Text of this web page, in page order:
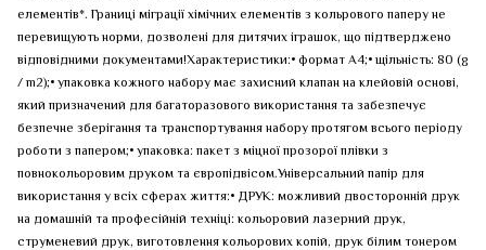
елементів*. Границі міграції хімічних елементів з кольрового паперу не
перевищують норми, дозволені для дитячих іграшок, що підтверджено
відповідними документами!Характеристики:• формат А4;• щільність: 80 (g
/ m2);• упаковка кожного набору має захисний клапан на клейовій основі,
який призначений для багаторазового використання та забезпечує
безпечне зберігання та транспортування набору протягом всього періоду
роботи з папером;• упаковка: пакет з міцної прозорої плівки з
повнокольоровим друком та європідвісом.Універсальний папір для
використання у всіх сферах життя:• ДРУК: можливий двосторонній друк
на домашній та професійній техніці: кольоровий лазерний друк,
струменевий друк, виготовлення кольорових копій, друк білим тонером